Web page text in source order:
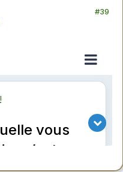
#39